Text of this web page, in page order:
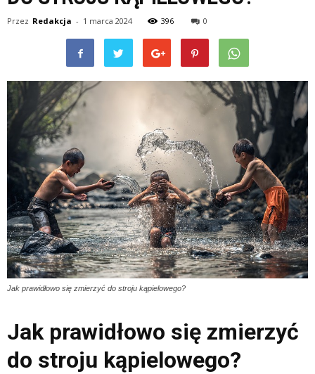
Przez Redakcja - 1 marca 2024 396 0
Jak prawidłowo się zmierzyć do stroju kąpielowego?
Jak prawidłowo się zmierzyć
do stroju kąpielowego?